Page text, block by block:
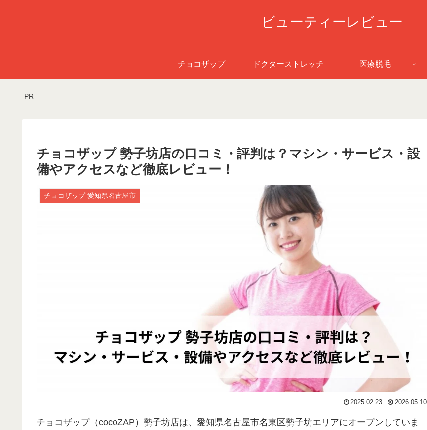
ビューティーレビュー
チョコザップ ドクターストレッチ 医療脱毛
PR
チョコザップ 勢子坊店の口コミ・評判は？マシン・サービス・設
備やアクセスなど徹底レビュー！
チョコザップ 愛知県名古屋市
2025.02.23 2026.05.10
チョコザップ（cocoZAP）勢子坊店は、愛知県名古屋市名東区勢子坊エリアにオープンしていま